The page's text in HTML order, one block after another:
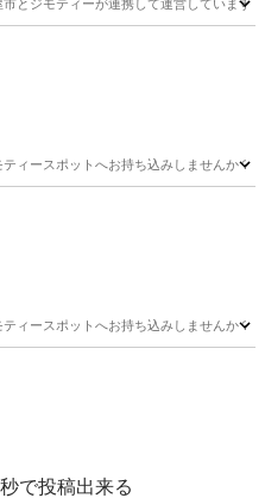
市とジモティーが連携して運営してい
スポットへお持ち込みしませんか？
スポットへお持ち込みしませんか？
で投稿出来る